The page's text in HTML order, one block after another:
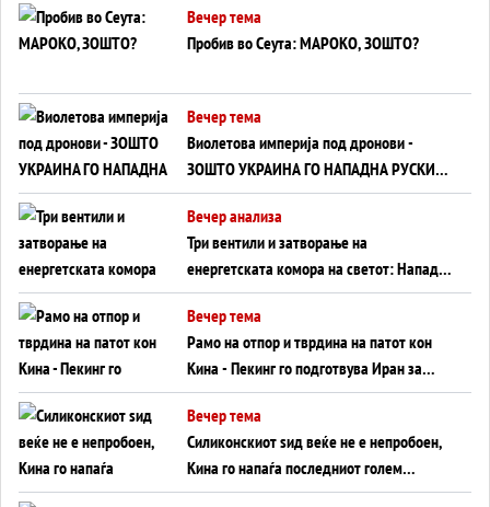
Вечер тема
Пробив во Сеута: МАРОКО, ЗОШТО?
Вечер тема
Виолетова империја под дронови -
ЗОШТО УКРАИНА ГО НАПАДНА РУСКИОТ
WILDBERRIES
Вечер анализа
Три вентили и затворање на
енергетската комора на светот: Нападот
во Суец најавува глобален енергетски
инфаркт?
Вечер тема
Рамо на отпор и тврдина на патот кон
Кина - Пекинг го подготвува Иран за
американска копнена инвазија
Вечер тема
Силиконскиот ѕид веќе не е непробоен,
Кина го напаѓа последниот голем
монопол на Западот?